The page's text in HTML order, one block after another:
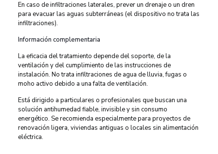
En caso de infiltraciones laterales, prever un drenaje o un dren
para evacuar las aguas subterráneas (el dispositivo no trata las
infiltraciones).
Información complementaria
La eficacia del tratamiento depende del soporte, de la
ventilación y del cumplimiento de las instrucciones de
instalación. No trata infiltraciones de agua de lluvia, fugas o
moho activo debido a una falta de ventilación.
Está dirigido a particulares o profesionales que buscan una
solución antihumedad fiable, invisible y sin consumo
energético. Se recomienda especialmente para proyectos de
renovación ligera, viviendas antiguas o locales sin alimentación
eléctrica.